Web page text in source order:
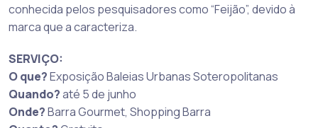
conhecida pelos pesquisadores como “Feijão”, devido à
marca que a caracteriza.
SERVIÇO:
O que?Exposição Baleias Urbanas Soteropolitanas
Quando?até 5 de junho
Onde?Barra Gourmet, Shopping Barra